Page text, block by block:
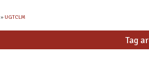
»UGTCLM
Tag